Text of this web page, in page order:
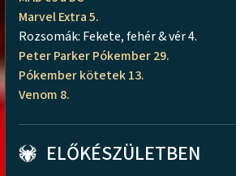
Marvel Extra 5.
Rozsomák: Fekete, fehér & vér 4.
Peter Parker Pókember 29.
Pókember kötetek 13.
Venom 8.
ELŐKÉSZÜLETBEN